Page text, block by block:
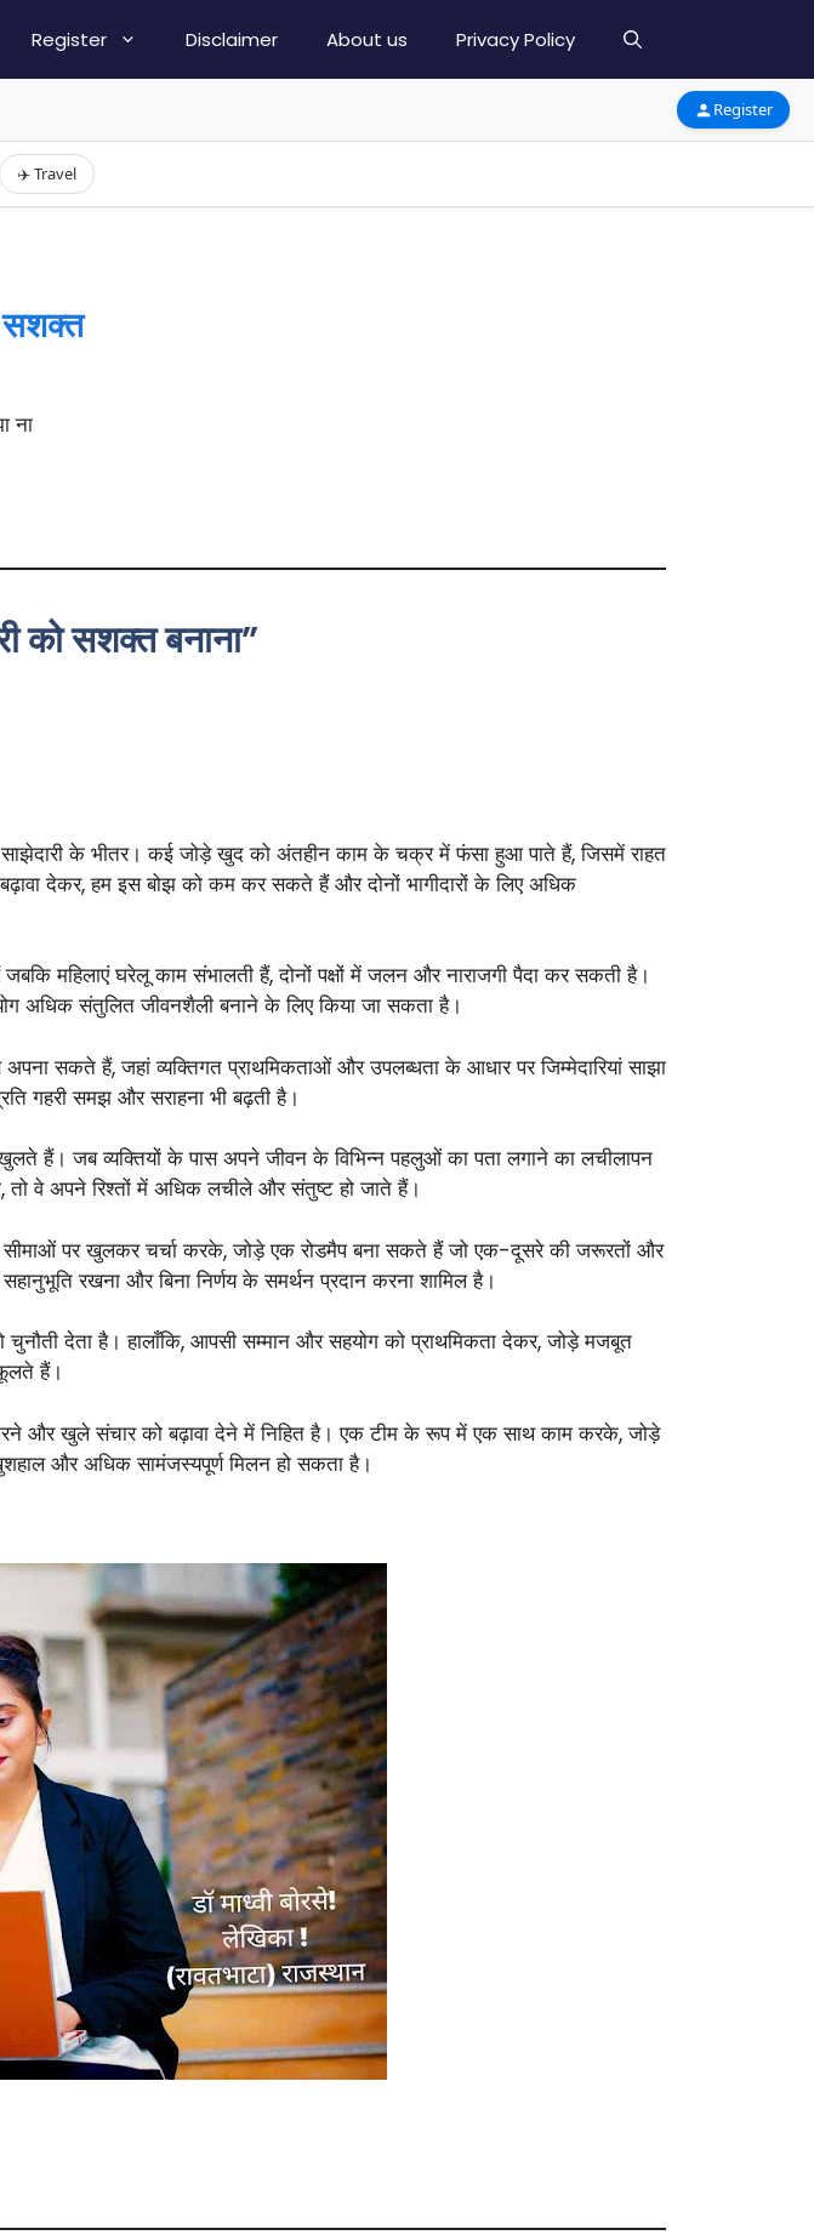
Register Disclaimer About us Privacy Policy
Register
✈️ Travel
सशक्त
ना
को सशक्त बनाना”
साझेदारी के भीतर। कई जोड़े खुद को अंतहीन काम के चक्र में फंसा हुआ पाते हैं, जिसमें राहत
देकर, हम इस बोझ को कम कर सकते हैं और दोनों भागीदारों के लिए अधिक
महिलाएं घरेलू काम संभालती हैं, दोनों पक्षों में जलन और नाराजगी पैदा कर सकती है।
अधिक संतुलित जीवनशैली बनाने के लिए किया जा सकता है।
सकते हैं, जहां व्यक्तिगत प्राथमिकताओं और उपलब्धता के आधार पर जिम्मेदारियां साझा
गहरी समझ और सराहना भी बढ़ती है।
हैं। जब व्यक्तियों के पास अपने जीवन के विभिन्न पहलुओं का पता लगाने का लचीलापन
तो वे अपने रिश्तों में अधिक लचीले और संतुष्ट हो जाते हैं।
सीमाओं पर खुलकर चर्चा करके, जोड़े एक रोडमैप बना सकते हैं जो एक-दूसरे की जरूरतों और
रखना और बिना निर्णय के समर्थन प्रदान करना शामिल है।
देता है। हालाँकि, आपसी सम्मान और सहयोग को प्राथमिकता देकर, जोड़े मजबूत
हैं।
करने और खुले संचार को बढ़ावा देने में निहित है। एक टीम के रूप में एक साथ काम करके, जोड़े
और अधिक सामंजस्यपूर्ण मिलन हो सकता है।